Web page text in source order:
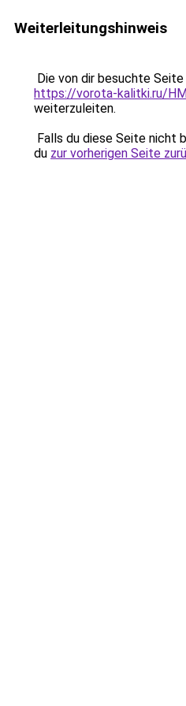
Weiterleitungshinweis
Die von dir besuchte
https://vorota-kalitki.ru/
weiterzuleiten.
Falls du diese Seite nicht
du zur vorherigen Seite